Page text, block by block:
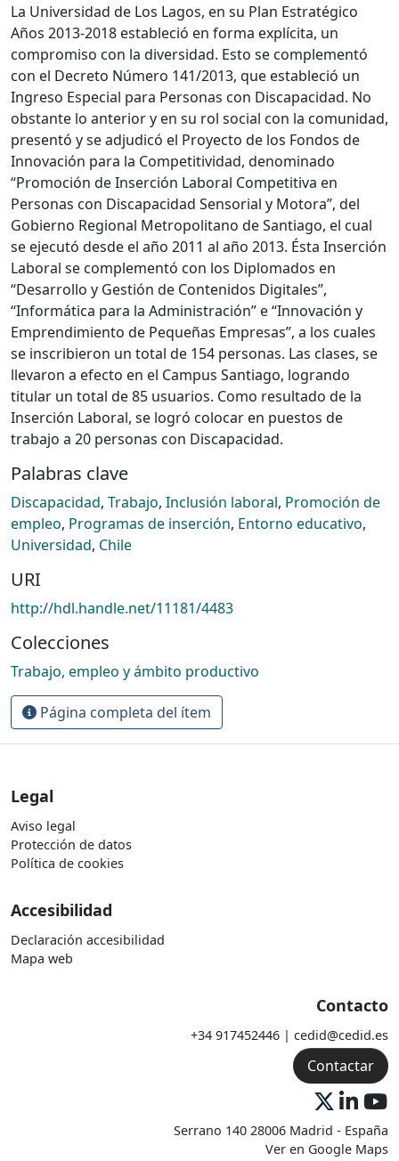
La Universidad de Los Lagos, en su Plan Estratégico
Años 2013-2018 estableció en forma explícita, un
compromiso con la diversidad. Esto se complementó
con el Decreto Número 141/2013, que estableció un
Ingreso Especial para Personas con Discapacidad. No
obstante lo anterior y en su rol social con la comunidad,
presentó y se adjudicó el Proyecto de los Fondos de
Innovación para la Competitividad, denominado
“Promoción de Inserción Laboral Competitiva en
Personas con Discapacidad Sensorial y Motora”, del
Gobierno Regional Metropolitano de Santiago, el cual
se ejecutó desde el año 2011 al año 2013. Ésta Inserción
Laboral se complementó con los Diplomados en
“Desarrollo y Gestión de Contenidos Digitales”,
“Informática para la Administración” e “Innovación y
Emprendimiento de Pequeñas Empresas”, a los cuales
se inscribieron un total de 154 personas. Las clases, se
llevaron a efecto en el Campus Santiago, logrando
titular un total de 85 usuarios. Como resultado de la
Inserción Laboral, se logró colocar en puestos de
trabajo a 20 personas con Discapacidad.
Palabras clave
Discapacidad, Trabajo, Inclusión laboral, Promoción de
empleo, Programas de inserción, Entorno educativo,
Universidad, Chile
URI
http://hdl.handle.net/11181/4483
Colecciones
Trabajo, empleo y ámbito productivo
Página completa del ítem
Legal
Aviso legal
Protección de datos
Política de cookies
Accesibilidad
Declaración accesibilidad
Mapa web
Contacto
+34 917452446 | cedid@cedid.es
Contactar
Serrano 140 28006 Madrid - España
Ver en Google Maps